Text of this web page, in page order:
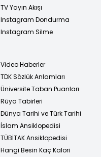
TV Yayın Akışı
Instagram Dondurma
Instagram Silme
Video Haberler
TDK Sözlük Anlamları
Üniversite Taban Puanları
Rüya Tabirleri
Dünya Tarihi ve Türk Tarihi
İslam Ansiklopedisi
TÜBİTAK Ansiklopedisi
Hangi Besin Kaç Kalori